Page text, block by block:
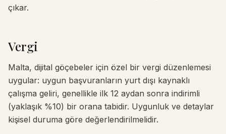
çıkar.
Vergi
Malta, dijital göçebeler için özel bir vergi düzenlemesi
uygular: uygun başvuranların yurt dışı kaynaklı
çalışma geliri, genellikle ilk 12 aydan sonra indirimli
(yaklaşık %10) bir orana tabidir. Uygunluk ve detaylar
kişisel duruma göre değerlendirilmelidir.